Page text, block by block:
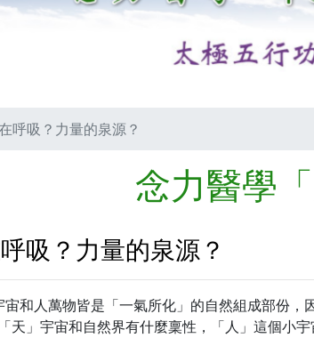
呼吸？力量的泉源？
念力醫學
吸？力量的泉源？
宙和人萬物皆是「一氣所化」的自然組成部份，
天」宇宙和自然界有什麼稟性，「人」這個小